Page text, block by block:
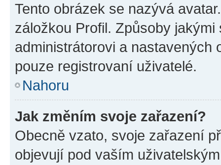
Tento obrázek se nazývá
záložkou Profil. Způsoby
administrátorovi a nastavených
pouze registrovaní uživatelé.
Nahoru
Jak změním svoje zařazení?
Obecně vzato, svoje zařazení
objevují pod vaším